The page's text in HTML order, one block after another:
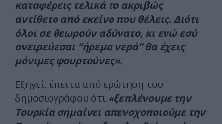
καταφέρεις τελικά το ακριβώς
αντίθετο από εκείνο που θέλεις. Διότι
όλοι σε θεωρούν αδύνατο, κι ενώ εσύ
ονειρεύεσαι “ήρεμα νερά” θα έχεις
μόνιμες φουρτούνες».
Εξηγεί, έπειτα από ερώτηση του
δημοσιογράφου ότι «ξεπλένουμε την
Τουρκία σημαίνει απενοχοποιούμε την